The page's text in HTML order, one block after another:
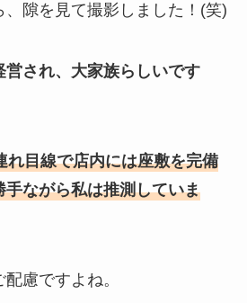
、隙を見て撮影しました！(笑)
営され、大家族らしいです
れ目線で店内には座敷を完備
ながら私は推測していま
慮ですよね。